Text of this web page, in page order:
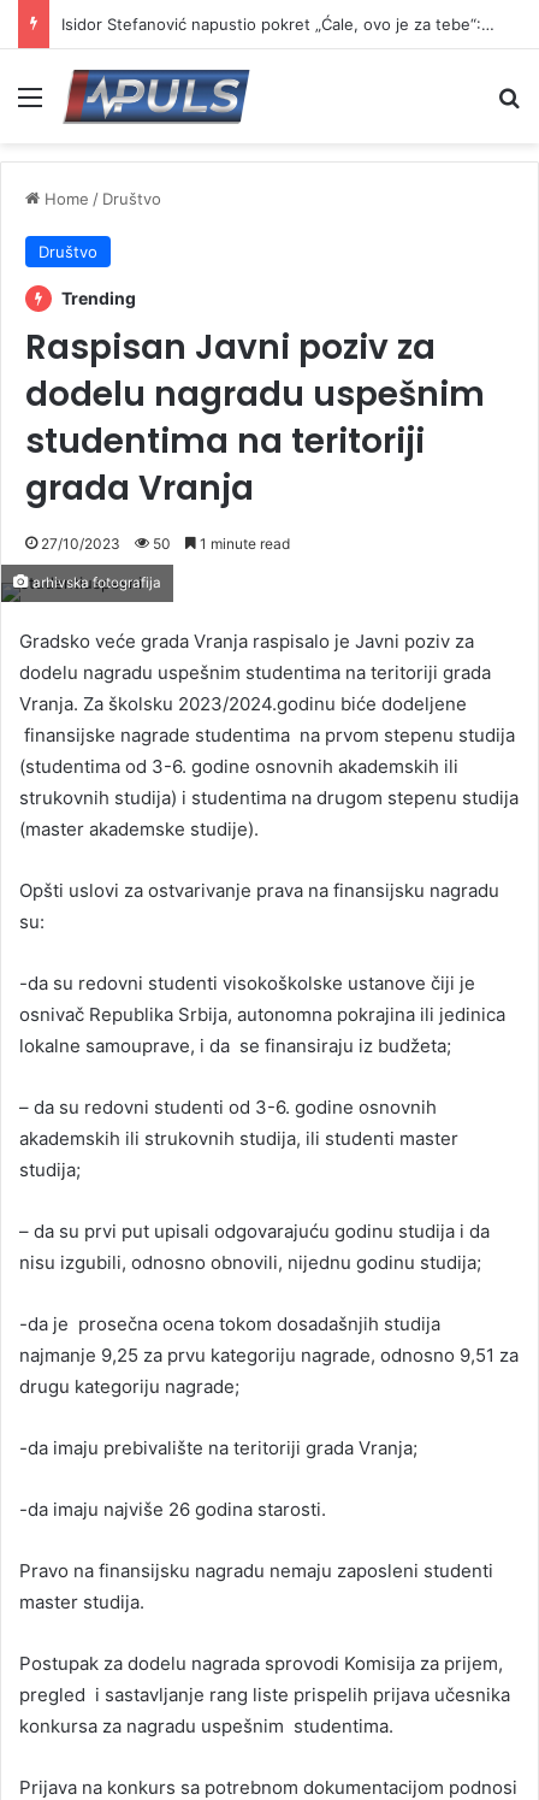
Isidor Stefanović napustio pokret „Ćale, ovo je za tebe“: Najavio formiranje novog pokreta
Menu
Home / Društvo
Društvo
Trending
Raspisan Javni poziv za
dodelu nagradu uspešnim
studentima na teritoriji
grada Vranja
27/10/2023 50 1 minute read
arhivska fotografija
Gradsko veće grada Vranja raspisalo je Javni poziv za
dodelu nagradu uspešnim studentima na teritoriji grada
Vranja. Za školsku 2023/2024.godinu biće dodeljene
finansijske nagrade studentima na prvom stepenu studija
(studentima od 3-6. godine osnovnih akademskih ili
strukovnih studija) i studentima na drugom stepenu studija
(master akademske studije).
Opšti uslovi za ostvarivanje prava na finansijsku nagradu
su:
-da su redovni studenti visokoškolske ustanove čiji je
osnivač Republika Srbija, autonomna pokrajina ili jedinica
lokalne samouprave, i da se finansiraju iz budžeta;
– da su redovni studenti od 3-6. godine osnovnih
akademskih ili strukovnih studija, ili studenti master
studija;
– da su prvi put upisali odgovarajuću godinu studija i da
nisu izgubili, odnosno obnovili, nijednu godinu studija;
-da je prosečna ocena tokom dosadašnjih studija
najmanje 9,25 za prvu kategoriju nagrade, odnosno 9,51 za
drugu kategoriju nagrade;
-da imaju prebivalište na teritoriji grada Vranja;
-da imaju najviše 26 godina starosti.
Pravo na finansijsku nagradu nemaju zaposleni studenti
master studija.
Postupak za dodelu nagrada sprovodi Komisija za prijem,
pregled i sastavljanje rang liste prispelih prijava učesnika
konkursa za nagradu uspešnim studentima.
Prijava na konkurs sa potrebnom dokumentacijom podnosi